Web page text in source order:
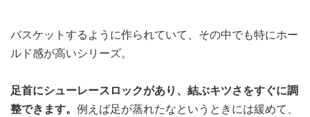
バスケットするように作られていて、その中でも特にホー
ルド感が高いシリーズ。
足首にシューレースロックがあり、結ぶキツさをすぐに調
整できます。 例えば足が蒸れたなというときには緩めて、